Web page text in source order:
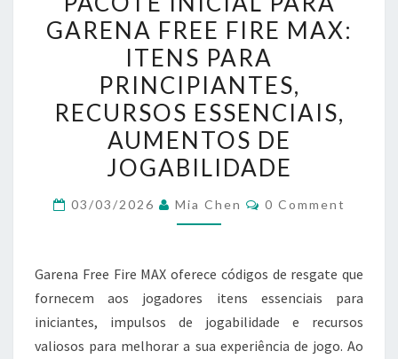
DO
PACOTE
INICIAL
PARA
GARENA
FREE
FIRE
PRINCIPIANTES,
RECURSOS
ESSENCIAIS,
AUMENTOS
GARENA FREE FIRE MAX:
ITENS PARA
PRINCIPIANTES,
RECURSOS ESSENCIAIS,
AUMENTOS DE
JOGABILIDADE
03/03/2026 Mia Chen Comments
0 Comment
Garena Free Fire MAX oferece códigos de resgate que
fornecem aos jogadores itens essenciais para
iniciantes, impulsos de jogabilidade e recursos
valiosos para melhorar a sua experiência de jogo. Ao